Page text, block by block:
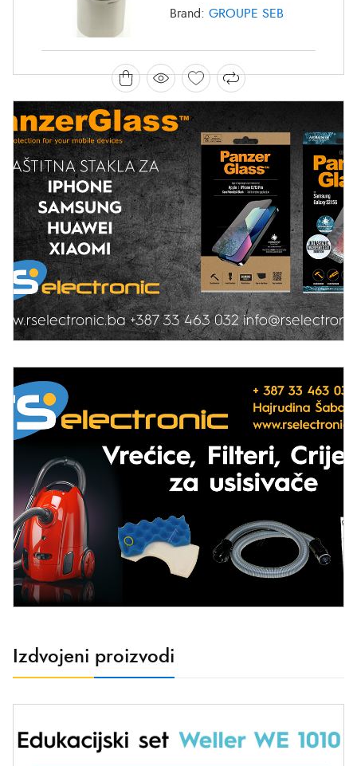
Brand:GROUPE SEB
Izdvojeni proizvodi